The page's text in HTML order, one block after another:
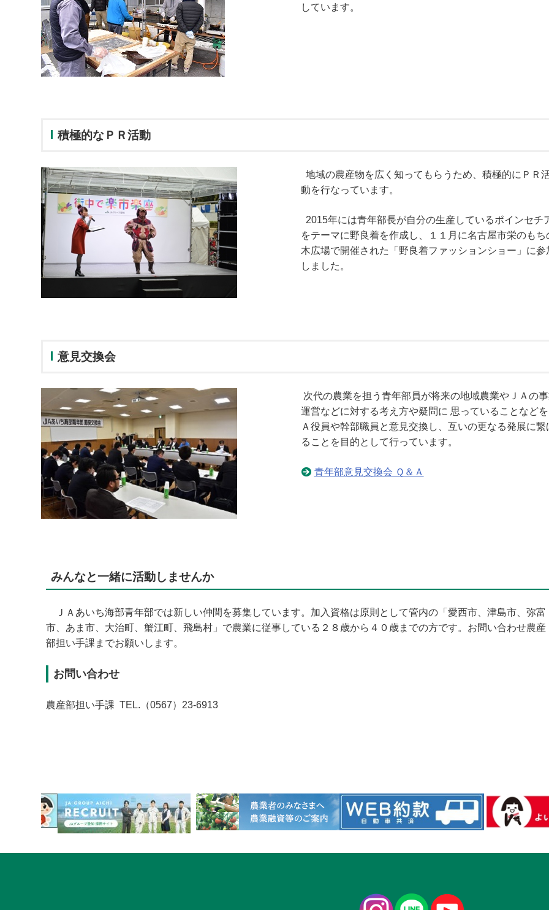
しています。
積極的なＰＲ活動
地域の農産物を広く知ってもらうため、積極的にＰＲ
動を行なっています。
2015年には青年部長が自分の生産しているポインセチ
をテーマに野良着を作成し、１１月に名古屋市栄のもち
木広場で開催された「野良着ファッションショー」に参
しました。
意見交換会
次代の農業を担う青年部員が将来の地域農業やＪＡの
運営などに対する考え方や疑問に 思っていることなどを
Ａ役員や幹部職員と意見交換し、互いの更なる発展に繋
ることを目的として行っています。
青年部意見交換会 Ｑ＆Ａ
みんなと一緒に活動しませんか
ＪＡあいち海部青年部では新しい仲間を募集しています。加入資格は原則として管内の「愛西市、津島市、弥富
市、あま市、大治町、蟹江町、飛島村」で農業に従事している２８歳から４０歳までの方です。お問い合わせ農産
部担い手課までお願いします。
お問い合わせ
農産部担い手課 TEL.（0567）23-6913
1